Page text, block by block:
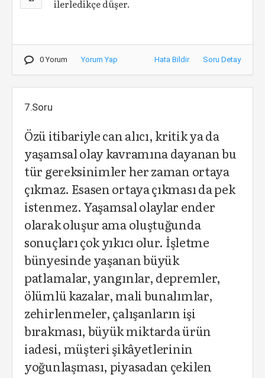
ilerledikçe düşer.
0 Yorum Yorum Yap Hata Bildir Soru Detay
7.Soru
Özü itibariyle can alıcı, kritik ya da
yaşamsal olay kavramına dayanan bu
tür gereksinimler her zaman ortaya
çıkmaz. Esasen ortaya çıkması da pek
istenmez. Yaşamsal olaylar ender
olarak oluşur ama oluştuğunda
sonuçları çok yıkıcı olur. İşletme
bünyesinde yaşanan büyük
patlamalar, yangınlar, depremler,
ölümlü kazalar, mali bunalımlar,
zehirlenmeler, çalışanların işi
bırakması, büyük miktarda ürün
iadesi, müşteri şikâyetlerinin
yoğunlaşması, piyasadan çekilen